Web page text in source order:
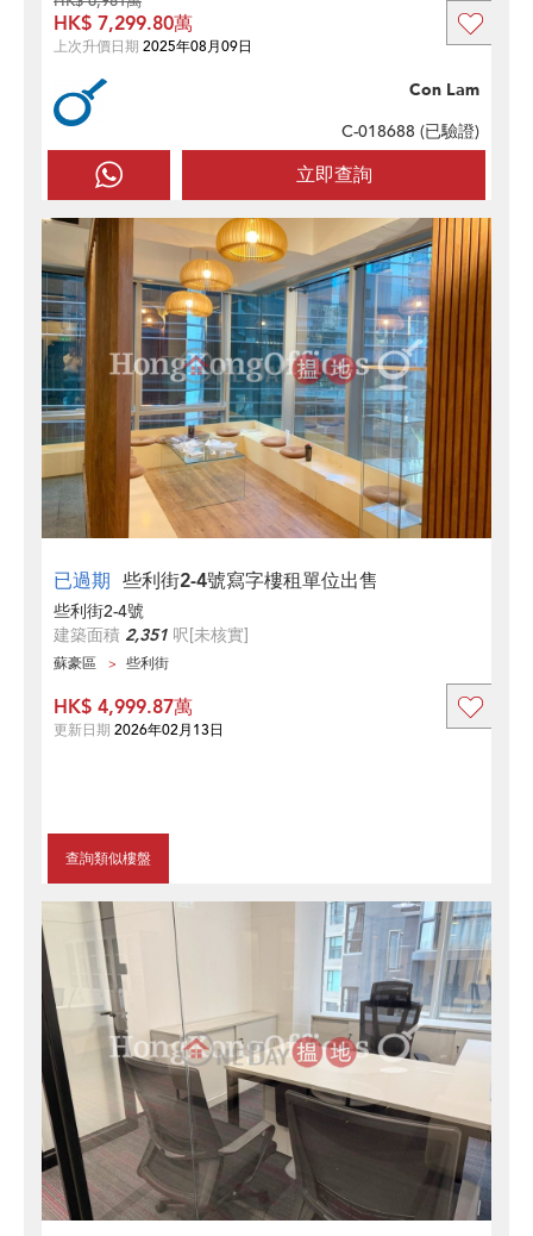
立即查詢
Con Lam
C-018688 (已驗證)
HK$ 7,299.80萬
上次升價日期 2025年08月09日
已過期 些利街2-4號寫字樓租單位出售
些利街2-4號
建築面積 2,351 呎[未核實]
蘇豪區 些利街
查詢類似樓盤
HK$ 4,999.87萬
更新日期 2026年02月13日